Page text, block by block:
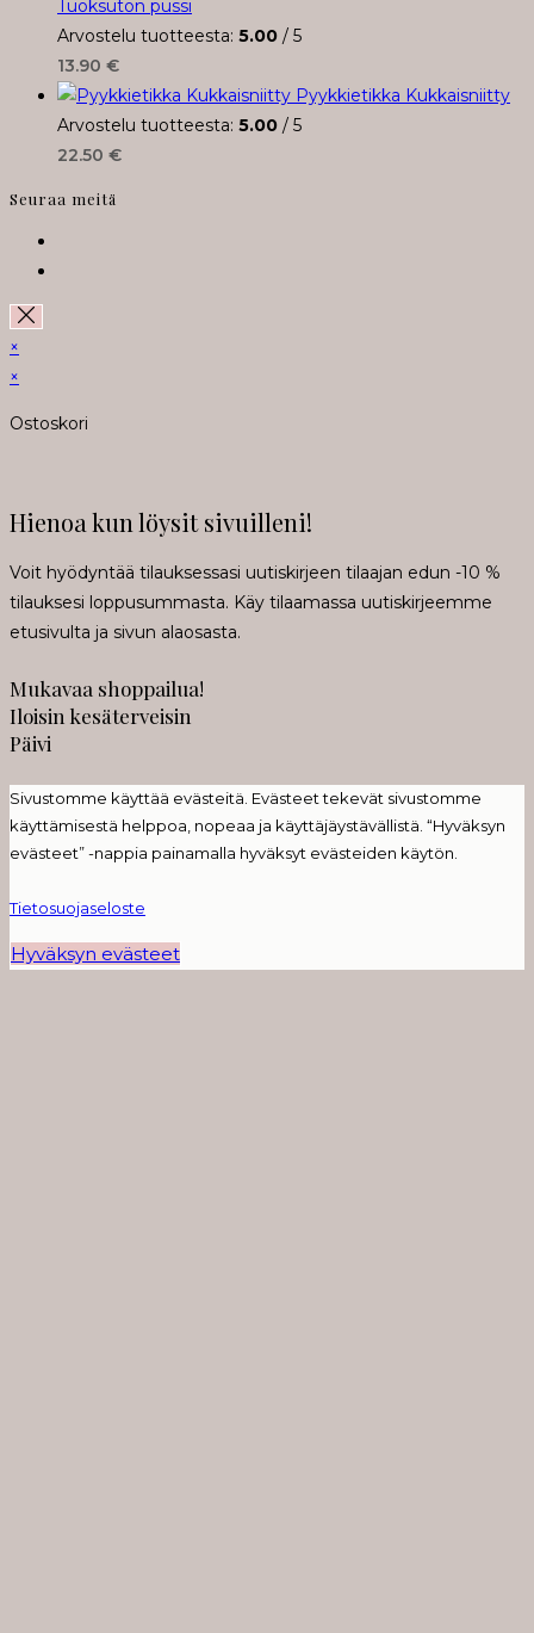
Tuoksuton pussi
Arvostelu tuotteesta: 5.00 / 5
13.90 €
Pyykkietikka Kukkaisniitty
Arvostelu tuotteesta: 5.00 / 5
22.50 €
Seuraa meitä
×
×
Ostoskori
Hienoa kun löysit sivuilleni!
Voit hyödyntää tilauksessasi uutiskirjeen tilaajan edun -10 %
tilauksesi loppusummasta. Käy tilaamassa uutiskirjeemme
etusivulta ja sivun alaosasta.
Mukavaa shoppailua!
Iloisin kesäterveisin
Päivi
Sivustomme käyttää evästeitä. Evästeet tekevät sivustomme
käyttämisestä helppoa, nopeaa ja käyttäjäystävällistä. “Hyväksyn
evästeet” -nappia painamalla hyväksyt evästeiden käytön.
Tietosuojaseloste
Hyväksyn evästeet